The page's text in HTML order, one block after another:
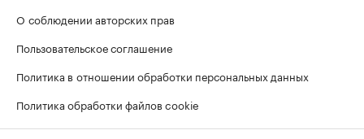
О соблюдении авторских прав
Пользовательское соглашение
Политика в отношении обработки персональных данных
Политика обработки файлов cookie